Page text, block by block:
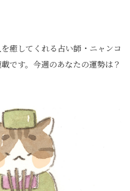
癒してくれる占い師・ニャンコ
です。今週のあなたの運勢は？